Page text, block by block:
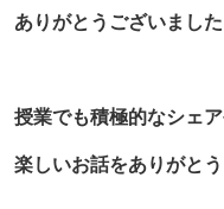
ありがとうございました
授業でも積極的なシェア
楽しいお話をありがと